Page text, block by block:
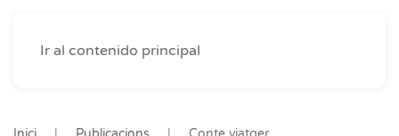
Ir al contenido principal